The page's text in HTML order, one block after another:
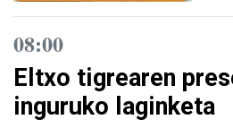
08:00
Eltxo tigrearen
inguruko laginketa